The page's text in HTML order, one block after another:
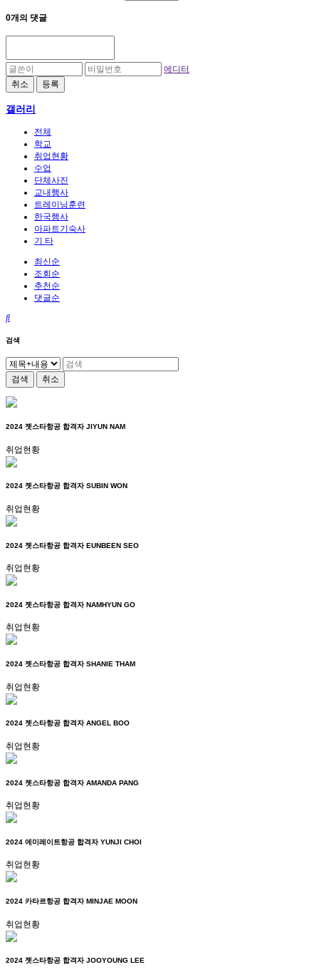
0개의 댓글
에디터
취소
등록
갤러리
전체
학교
취업현황
수업
단체사진
교내행사
트레이닝훈련
한국행사
아파트기숙사
기 타
최신순
조회순
추천순
댓글순
검색
검색 취소
2024 젯스타항공 합격자 JIYUN NAM
취업현황
2024 젯스타항공 합격자 SUBIN WON
취업현황
2024 젯스타항공 합격자 EUNBEEN SEO
취업현황
2024 젯스타항공 합격자 NAMHYUN GO
취업현황
2024 젯스타항공 합격자 SHANIE THAM
취업현황
2024 젯스타항공 합격자 ANGEL BOO
취업현황
2024 젯스타항공 합격자 AMANDA PANG
취업현황
2024 에미레이트항공 합격자 YUNJI CHOI
취업현황
2024 카타르항공 합격자 MINJAE MOON
취업현황
2024 젯스타항공 합격자 JOOYOUNG LEE